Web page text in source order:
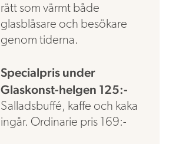
rätt som värmt både
glasblåsare och besökare
genom tiderna.
Specialpris under
Glaskonst-helgen 125:-
Salladsbuffé, kaffe och kaka
ingår. Ordinarie pris 169:-